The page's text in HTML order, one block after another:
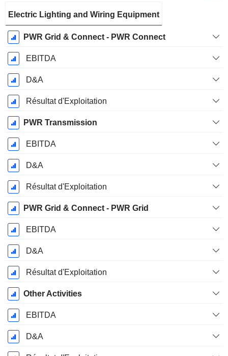
Fiscale:
Décembre
Electric Lighting and Wiring Equipment
PWR Grid & Connect - PWR Connect
EBITDA
D&A
Résultat d'Exploitation
PWR Transmission
EBITDA
D&A
Résultat d'Exploitation
PWR Grid & Connect - PWR Grid
EBITDA
D&A
Résultat d'Exploitation
Other Activities
EBITDA
D&A